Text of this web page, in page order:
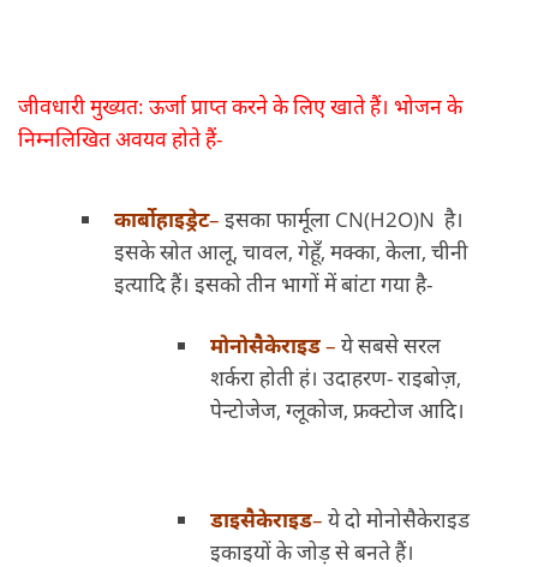
जीवधारी मुख्यत: ऊर्जा प्राप्त करने के लिए खाते हैं। भोजन के
निम्नलिखित अवयव होते हैं-
कार्बोहाइड्रेट– इसका फार्मूला CN(H2O)N है।
इसके स्रोत आलू, चावल, गेहूँ, मक्का, केला, चीनी
इत्यादि हैं। इसको तीन भागों में बांटा गया है-
मोनोसैकेराइड– ये सबसे सरल
शर्करा होती हं। उदाहरण- राइबोज़,
पेन्टोजेज, ग्लूकोज, फ्रक्टोज आदि।
डाइसैकेराइड– ये दो मोनोसैकेराइड
इकाइयों के जोड़ से बनते हैं।